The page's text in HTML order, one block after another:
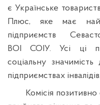
є Українське
Плюс, яке має
підприємств
ВОІ СОІУ. Усі ці
соціальну
підприємствах інвалідів.
Комісія